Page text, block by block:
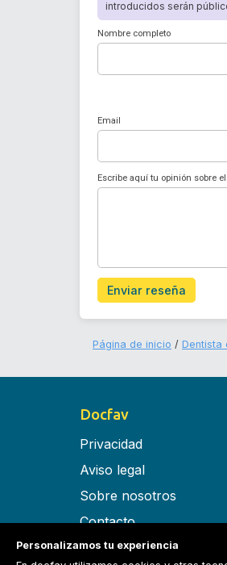
introducidos serán
Nombre completo
Email
Escribe aquí tu opinión sobre
Enviar reseña
Página de inicio Dentista
Docfav
Privacidad
Aviso legal
Sobre nosotros
Contacto
Términos y condiciones
Personalizamos tu experiencia